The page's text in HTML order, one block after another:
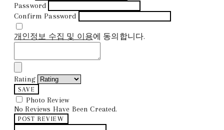
Password
Confirm Password
개인정보 수집 및 이용에 동의합니다.
Rating
SAVE
Photo Review
No Reviews Have Been Created.
POST REVIEW